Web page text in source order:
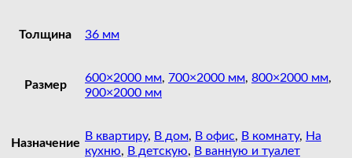
Толщина 36 мм
Размер
600×2000 мм, 700×2000 мм, 800×2000 мм,
900×2000 мм
Назначение
В квартиру, В дом, В офис, В комнату, На
кухню, В детскую, В ванную и туалет